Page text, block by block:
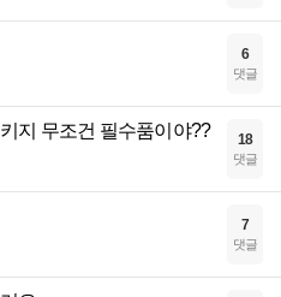
6
댓글
지 무조건 필수품이야?? 18
댓글
7
댓글